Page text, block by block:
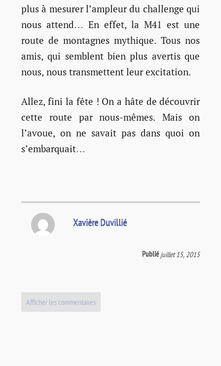
plus à mesurer l’ampleur du challenge qui
nous attend… En effet, la M41 est une
route de montagnes mythique. Tous nos
amis, qui semblent bien plus avertis que
nous, nous transmettent leur excitation.
Allez, fini la fête ! On a hâte de découvrir
cette route par nous-mêmes. Mais on
l’avoue, on ne savait pas dans quoi on
s’embarquait…
Xavière Duvillié
Publiéjuillet 15, 2015
Afficher les commentaires